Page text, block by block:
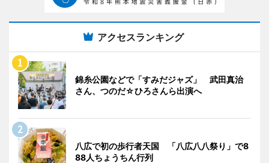
アクセスランキング
錦糸公園などで「すみだジャズ」 武田真治
さん、つのだ☆ひろさんら出演へ
八広で初の歩行者天国 「八広八八祭り」で8
88人ちょうちん行列